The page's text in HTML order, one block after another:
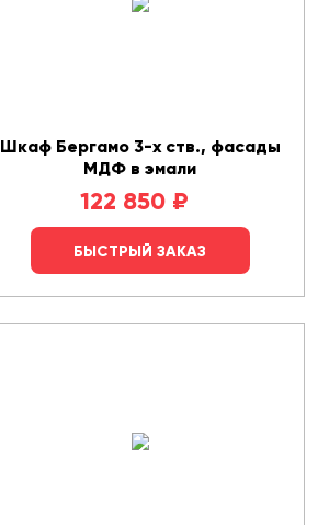
Шкаф Бергамо 3-х ств., фасады
МДФ в эмали
122 850 ₽
БЫСТРЫЙ ЗАКАЗ